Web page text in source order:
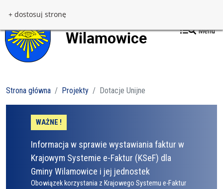
+ dostosuj stronę
Menu
Strona główna Projekty Dotacje Unijne
WAŻNE !
Informacja w sprawie wystawiania faktur w
Krajowym Systemie e-Faktur (KSeF) dla
Gminy Wilamowice i jej jednostek
Obowiązek korzystania z Krajowego Systemu e-Faktur